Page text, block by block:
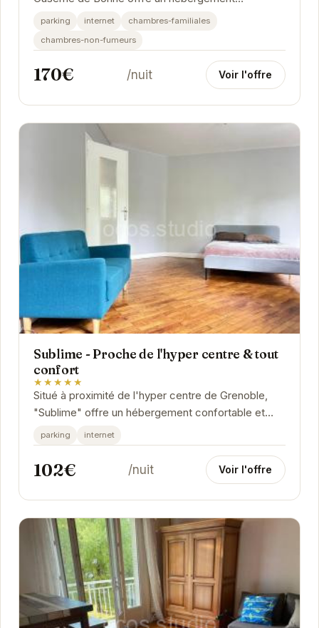
confortable et bien équipé.
parking internet
chambres-familiales
chambres-non-fumeurs
170€ /nuit Voir l'offre
Sublime - Proche de l'hyper centre & tout
confort
★★★★★
Situé à proximité de l'hyper centre de Grenoble,
"Sublime" offre un hébergement confortable et
pratique. Cet appartement est idéal pour les...
parking internet
102€ /nuit Voir l'offre